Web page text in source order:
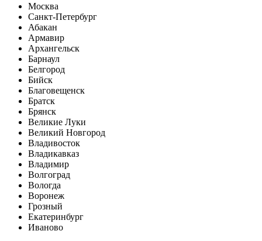
Москва
Санкт-Петербург
Абакан
Армавир
Архангельск
Барнаул
Белгород
Бийск
Благовещенск
Братск
Брянск
Великие Луки
Великий Новгород
Владивосток
Владикавказ
Владимир
Волгоград
Вологда
Воронеж
Грозный
Екатеринбург
Иваново